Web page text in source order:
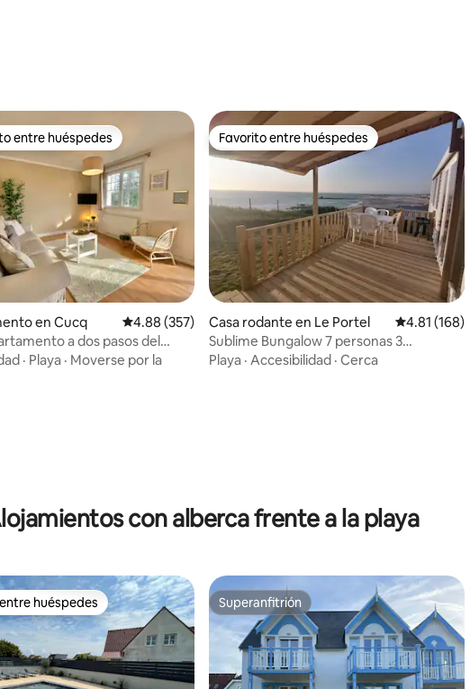
de 5; 125 evaluaciones
de 5; 344 evaluaciones
en Favorito entre huéspedes
entre huéspedes
en Cucq Calificación promedio: 4.88 de 5; 357 evaluaciones
4.88 (357)
a dos pasos del
Touquet
· Playa · Moverse por la
Favorito entre huéspedes
Favorito entre huéspedes
Casa rodante en Le Portel Calificación
4.81 (168)
Sublime Bungalow 7 personas 3
habitaciones
Playa · Accesibilidad · Cerca
con alberca frente a la playa
huéspedes
huéspedes Superanfitrión
Superanfitrión